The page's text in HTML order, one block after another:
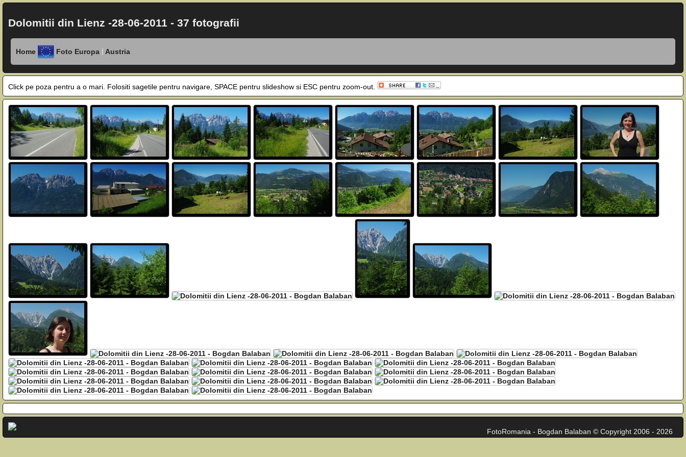
Dolomitii din Lienz -28-06-2011 - 37 fotografii
Home Foto Europa | Austria
Click pe poza pentru a o mari. Folositi sagetile pentru navigare, SPACE pentru slideshow si ESC pentru zoom-out.
FotoRomania - Bogdan Balaban © Copyright 2006 - 2026